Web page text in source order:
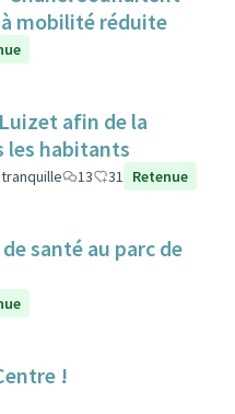
mobilité réduite
afin de la
les habitants
13 31 Retenue
santé au parc de
!